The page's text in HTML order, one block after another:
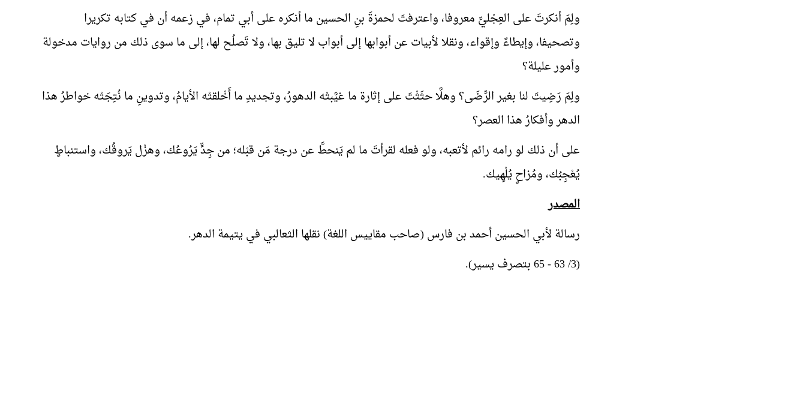
ولِمَ أنكرتَ على العِجْليِّ معروفا، واعترفتَ لحمزةَ بنِ الحسين ما أنكره على أبي تمام، في زعمه أن في كتابه تكريرا
وتصحيفا، وإيطاءً وإقواء، ونقلا لأبيات عن أبوابها إلى أبواب لا تليق بها، ولا تَصلُح لها، إلى ما سوى ذلك من روايات مدخولة
وأمور عليلة؟
ولِمَ رَضِيتَ لنا بغير الرِّضَى؟ وهلَّا حثَثْتَ على إثارة ما غيَّبتْه الدهورُ، وتجديدِ ما أَخْلقتْه الأيامُ، وتدوينِ ما نُتِجَتْه خواطرُ هذا
الدهر وأفكارُ هذا العصر؟
على أن ذلك لو رامه رائم لأتعبه، ولو فعله لقرأتَ ما لم يَنحطَّ عن درجة مَن قبْله؛ من جِدٍّ يَرُوعُك، وهزْل يَروقُك، واستنباطٍ
يُعْجِبُك، ومُزاحٍ يُلْهِيك.
المصدر
رسالة لأبي الحسين أحمد بن فارس (صاحب مقاييس اللغة) نقلها الثعالبي فييتيمة الدهر.
(3/ 63 - 65 بتصرف يسير).